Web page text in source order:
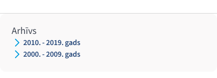
Arhīvs
2010. - 2019. gads
2000. - 2009. gads